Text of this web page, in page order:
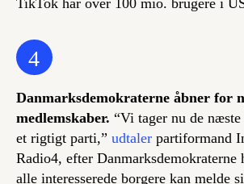
4
Danmarksdemokraterne åbner for
medlemskaber. “Vi tager nu de
et rigtigt parti,” udtaler partiformand
Radio4, efter Danmarksdemokraterne
alle interesserede borgere kan melde